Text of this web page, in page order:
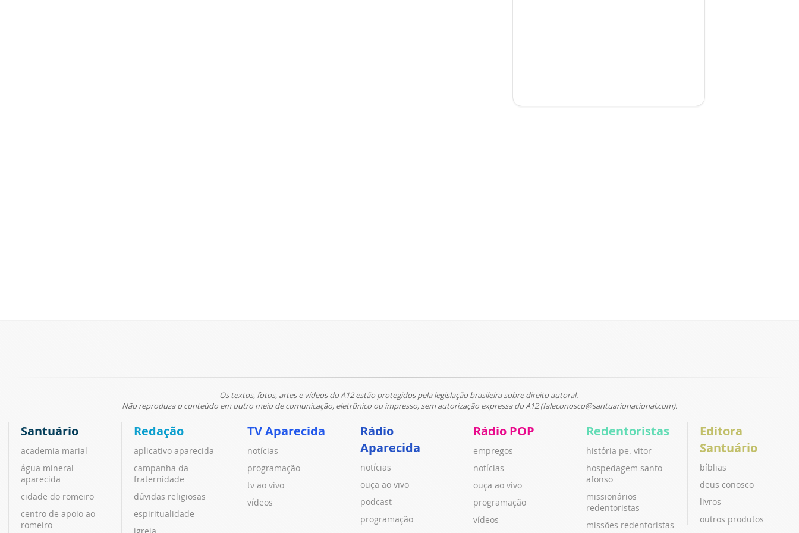
Os textos, fotos, artes e vídeos do A12 estão protegidos pela legislação brasileira sobre direito autoral.
Não reproduza o conteúdo em outro meio de comunicação, eletrônico ou impresso, sem autorização expressa do A12 (faleconosco@santuarionacional.com).
Santuário
academia marial
água mineral
aparecida
cidade do romeiro
centro de apoio ao
romeiro
Redação
aplicativo aparecida
campanha da
fraternidade
dúvidas religiosas
espiritualidade
igreja
TV Aparecida
notícias
programação
tv ao vivo
vídeos
Rádio
Aparecida
notícias
ouça ao vivo
podcast
programação
Rádio POP
empregos
notícias
ouça ao vivo
programação
vídeos
Redentoristas
história pe. vitor
hospedagem santo
afonso
missionários
redentoristas
missões redentoristas
Editora
Santuário
bíblias
deus conosco
livros
outros produtos